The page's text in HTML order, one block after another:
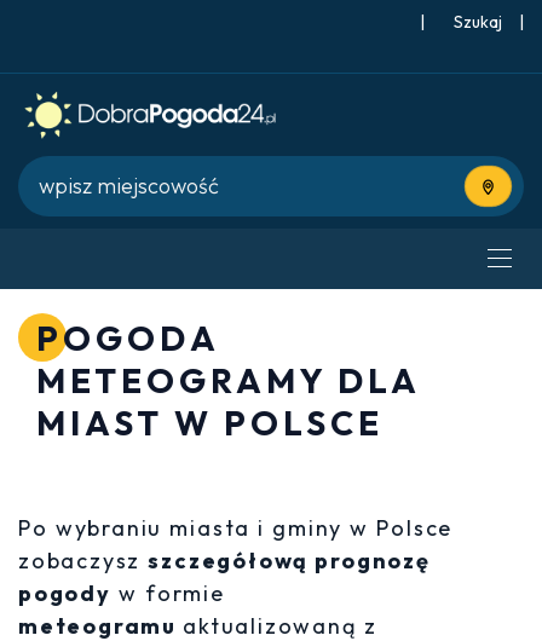
| |
Użyj
POGODA
METEOGRAMY DLA
MIAST W POLSCE
Po wybraniu miasta i gminy w Polsce
zobaczyszszczegółową prognozę
pogody w formie
meteogramu aktualizowaną z